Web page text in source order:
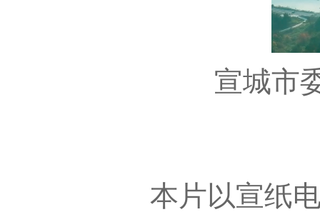
宣城市
本片以宣纸电